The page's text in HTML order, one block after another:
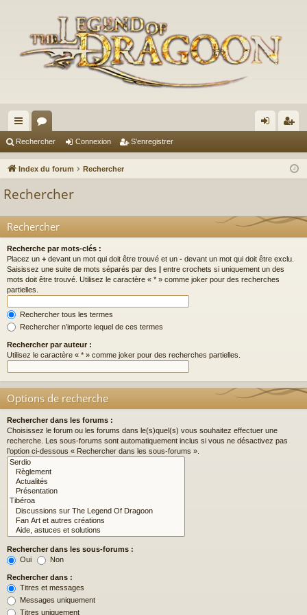
cc
ès
de
or
u ne nr
re
Rechercher Connexion S’enregistrer
Index du forum Rechercher
Rechercher
Rechercher
Recherche par mots-clés :
Placez un + devant un mot qui doit être trouvé et un - devant un mot qui doit être exclu.
Saisissez une suite de mots séparés par des | entre crochets si uniquement un des
mots doit être trouvé. Utilisez le caractère « * » comme joker pour des recherches
partielles.
Rechercher tous les termes
Rechercher n’importe lequel de ces termes
Rechercher par auteur :
Utilisez le caractère « * » comme joker pour des recherches partielles.
Options de recherche
Rechercher dans les forums :
Choisissez le forum ou les forums dans le(s)quel(s) vous souhaitez effectuer une
recherche. Les sous-forums sont automatiquement inclus si vous ne désactivez pas
l’option ci-dessous « Rechercher dans les sous-forums ».
Rechercher dans les sous-forums :
Oui
Non
Rechercher dans :
Titres et messages
Messages uniquement
Titres uniquement